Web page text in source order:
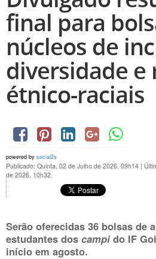
final para
núcleos de
diversidade e
étnico-raciais
powered by social2s
Publicado: Quinta, 02 de Julho de 2026, 09h14 |
de 2026, 10h32
Serão oferecidas 36 bolsas de
estudantes dos campido IF
início em agosto.